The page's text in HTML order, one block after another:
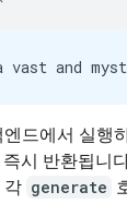
드에서 실행
시 반환됩니
각 generate